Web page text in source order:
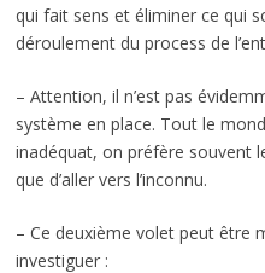
qui fait sens et éliminer ce qui
déroulement du process de
– Attention, il n’est pas
système en place. Tout le
inadéquat, on préfère souvent
que d’aller vers l’inconnu.
– Ce deuxième volet peut être
investiguer :